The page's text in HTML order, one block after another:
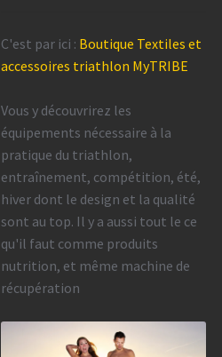
C'est par ici : Boutique Textiles et
accessoires triathlon MyTRIBE
Vous y découvrirez les
équipements nécessaire à la
pratique du triathlon,
entraînement, compétition, été,
hiver dont le design et la qualité
sont au top. Il y a aussi tout le ce
qu'il faut comme produits
nutrition, et même machine de
récupération